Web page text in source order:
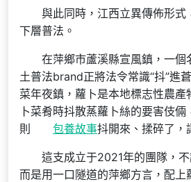
與此同時，江西立異傳佈形式
下層普法。
在萍鄉市蘆溪縣宣風鎮，一個
土普法brand正將法令常識“抖”進
菜年夜鎮，蘿卜是本地標志性農產
卜菜肴時抖散蒸蘿卜絲的要害伎
則
包養故事抖開來、揉碎了，
這支成立于2021年的團隊，
而是用一口隧道的萍鄉方言，配上